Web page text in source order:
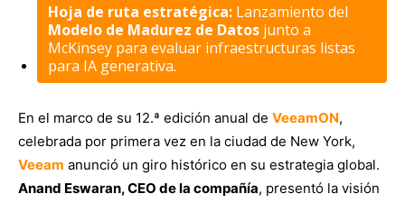
Hoja de ruta estratégica: Lanzamiento del
Modelo de Madurez de Datos junto a
McKinsey para evaluar infraestructuras listas
para IA generativa.
En el marco de su 12.ª edición anual de VeeamON,
celebrada por primera vez en la ciudad de New York,
Veeam anunció un giro histórico en su estrategia global.
Anand Eswaran, CEO de la compañía, presentó la visión